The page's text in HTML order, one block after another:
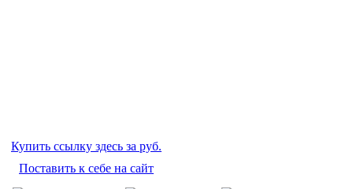
Купить ссылку здесь за руб.
Поставить к себе на сайт